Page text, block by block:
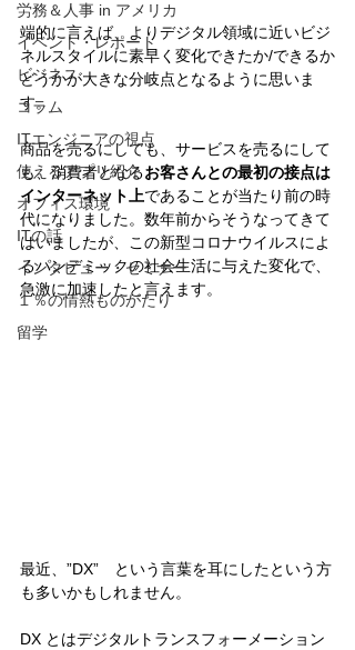
労務＆人事 in アメリカ
イベント・レポート
ビジネス
コラム
ITエンジニアの視点
使えるアプリ紹介
オフィス環境
ITの話
インタビュー・セミナー
１％の情熱ものがたり
留学
端的に言えば、よりデジタル領域に近いビジ
ネルスタイルに素早く変化できたか/できるか
どうかが大きな分岐点となるように思いま
す。
商品を売るにしても、サービスを売るにして
も、消費者となるお客さんとの最初の接点は
インターネット上であることが当たり前の時
代になりました。数年前からそうなってきて
はいましたが、この新型コロナウイルスによ
るパンデミックの社会生活に与えた変化で、
急激に加速したと言えます。
最近、”DX”　という言葉を耳にしたという方
も多いかもしれません。
DX とはデジタルトランスフォーメーション